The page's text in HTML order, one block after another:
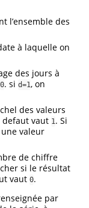
l’ensemble des
à laquelle on
des jours à
0. si d=1, on
des valeurs
defaut vaut 1. Si
valeur
de chiffre
si le résultat
vaut 0.
par